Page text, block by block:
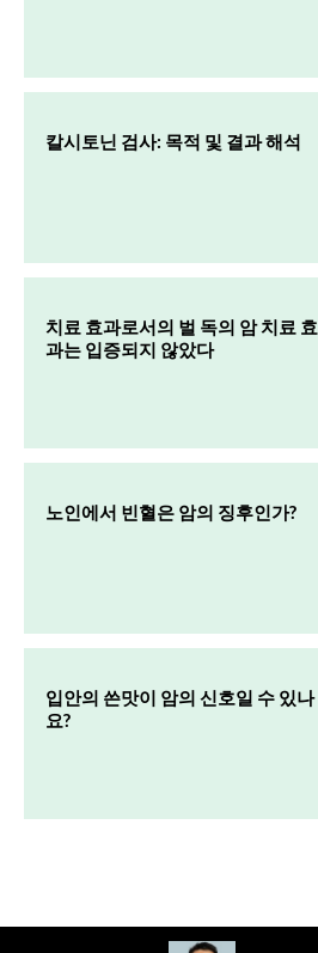
칼시토닌 검사: 목적 및 결과 해석
치료 효과로서의 벌 독의 암 치료 효
과는 입증되지 않았다
노인에서 빈혈은 암의 징후인가?
입안의 쓴맛이 암의 신호일 수 있나
요?